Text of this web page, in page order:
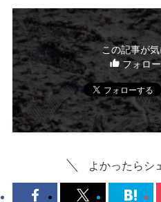
この記事が
フォロ
よかったらシ